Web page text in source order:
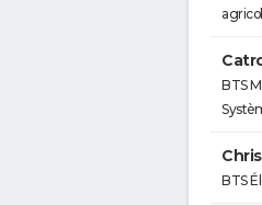
BTS
BTS